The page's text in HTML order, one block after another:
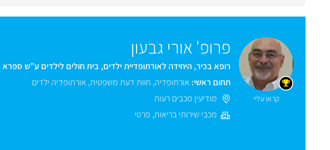
קראו עליי
פרופ' אורי גבעון
רופא בכיר, היחידה לאורתופדיית ילדים, בית חולים לילדים ע"ש
תחום ראשי: אורתופדיה, חוות דעת משפטית, אורתופדיה ילדים
מודיעין מכבים רעות
מכבי שירותי בריאות, פרטי